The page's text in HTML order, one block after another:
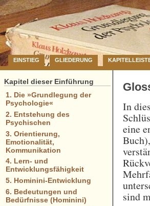
EINSTIEG GLIEDERUNG
In
eine
sind
Kapitel dieser Einführung
1. Die »Grundlegung der
Psychologie«
2. Entstehung des
Psychischen
3. Orientierung,
Emotionalität,
Kommunikation
4. Lern- und
Entwicklungsfähigkeit
5. Hominini-Entwicklung
6. Bedeutungen und
Bedürfnisse (Hominini)